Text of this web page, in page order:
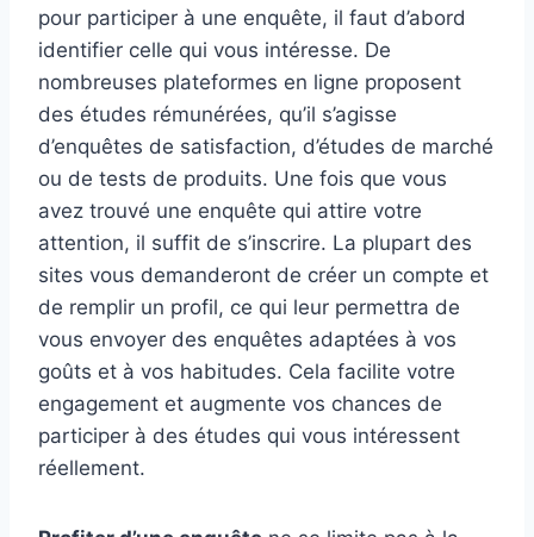
pour participer à une enquête, il faut d’abord
identifier celle qui vous intéresse. De
nombreuses plateformes en ligne proposent
des études rémunérées, qu’il s’agisse
d’enquêtes de satisfaction, d’études de marché
ou de tests de produits. Une fois que vous
avez trouvé une enquête qui attire votre
attention, il suffit de s’inscrire. La plupart des
sites vous demanderont de créer un compte et
de remplir un profil, ce qui leur permettra de
vous envoyer des enquêtes adaptées à vos
goûts et à vos habitudes. Cela facilite votre
engagement et augmente vos chances de
participer à des études qui vous intéressent
réellement.